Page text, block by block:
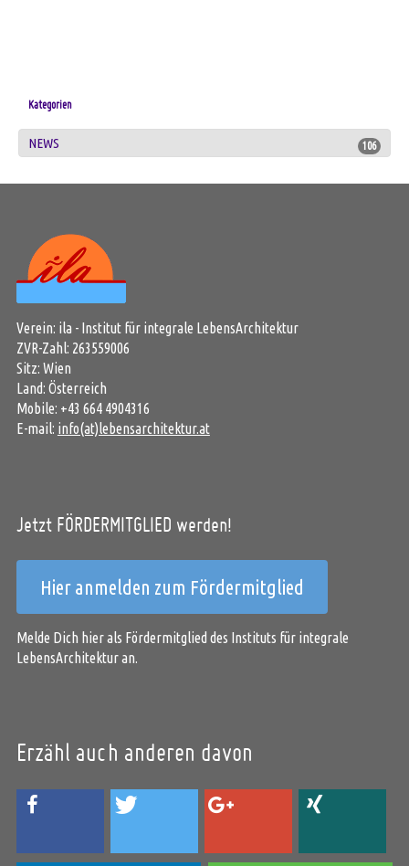
Kategorien
106
NEWS
Verein: ila - Institut für integrale LebensArchitektur
ZVR-Zahl: 263559006
Sitz: Wien
Land: Österreich
Mobile: +43 664 4904316
E-mail: info(at)lebensarchitektur.at
Jetzt FÖRDERMITGLIED werden!
Hier anmelden zum Fördermitglied
Melde Dich hier als Fördermitglied des Instituts für integrale
LebensArchitektur an.
Erzähl auch anderen davon